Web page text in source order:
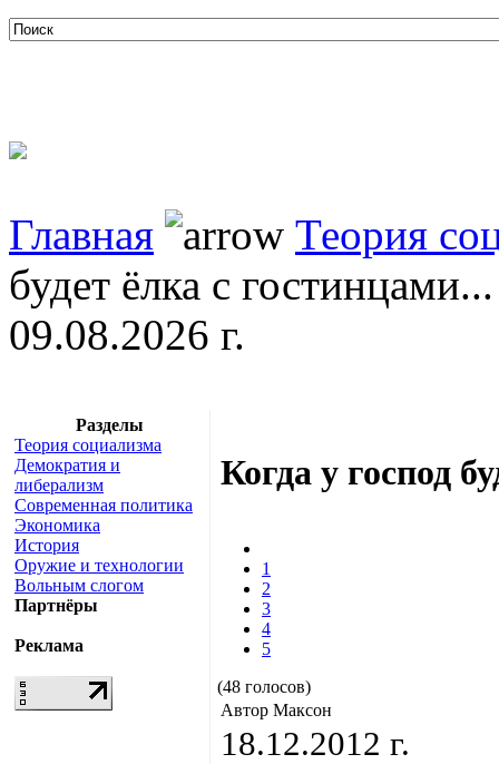
Главная
Теория
будет ёлка с гостинцами...
09.08.2026 г.
Разделы
Теория социализма
Демократия и
либерализм
Современная политика
Экономика
История
Оружие и технологии
Вольным слогом
Партнёры
Реклама
Когда у господ
1
2
3
4
5
(48 голосов)
Автор Максон
18.12.2012 г.